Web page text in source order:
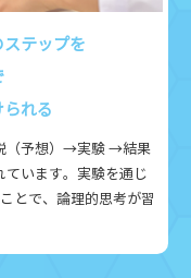
テップを
れる
（予想）→実験 →結果
います。実験を通じ
とで、論理的思考が習